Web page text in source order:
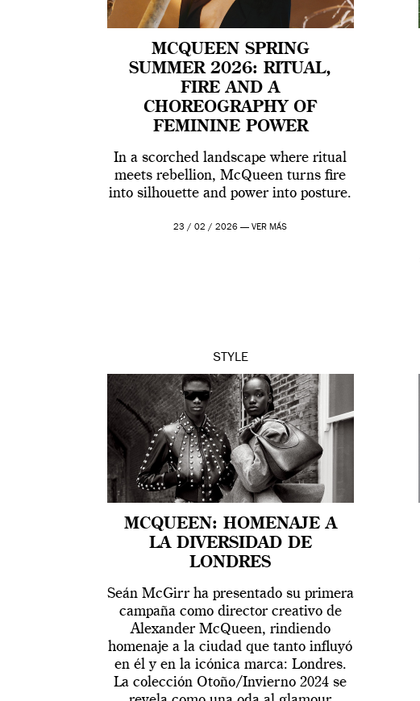
MCQUEEN SPRING
SUMMER 2026: RITUAL,
FIRE AND A
CHOREOGRAPHY OF
FEMININE POWER
In a scorched landscape where ritual
meets rebellion, McQueen turns fire
into silhouette and power into posture.
23 / 02 / 2026 —VER MÁS
STYLE
MCQUEEN: HOMENAJE A
LA DIVERSIDAD DE
LONDRES
Seán McGirr ha presentado su primera
campaña como director creativo de
Alexander McQueen, rindiendo
homenaje a la ciudad que tanto influyó
en él y en la icónica marca: Londres.
La colección Otoño/Invierno 2024 se